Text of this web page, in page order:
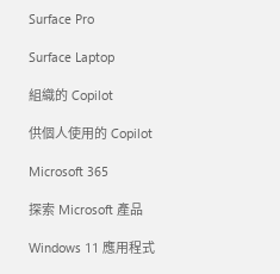
Surface Pro
Surface Laptop
組織的 Copilot
供個人使用的 Copilot
Microsoft 365
探索 Microsoft 產品
Windows 11 應用程式